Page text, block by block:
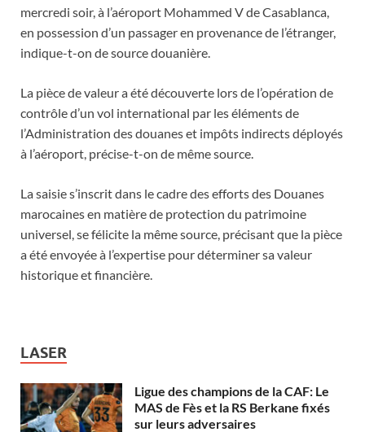
mercredi soir, à l’aéroport Mohammed V de Casablanca,
en possession d’un passager en provenance de l’étranger,
indique-t-on de source douanière.
La pièce de valeur a été découverte lors de l’opération de
contrôle d’un vol international par les éléments de
l’Administration des douanes et impôts indirects déployés
à l’aéroport, précise-t-on de même source.
La saisie s’inscrit dans le cadre des efforts des Douanes
marocaines en matière de protection du patrimoine
universel, se félicite la même source, précisant que la pièce
a été envoyée à l’expertise pour déterminer sa valeur
historique et financière.
LASER
Ligue des champions de la CAF: Le
MAS de Fès et la RS Berkane fixés
sur leurs adversaires